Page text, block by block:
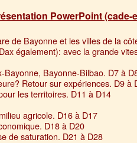
PowerPoint
de Bayonne et les villes de la
également): avec la grande
Bayonne-Bilbao. D7 à
Retour sur expériences. D9 à
les territoires. D11 à D14
agricole. D16 à D17
D18 à D20
de saturation. D21 à D28